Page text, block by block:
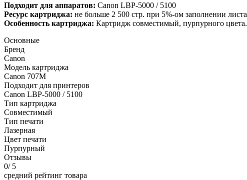
Подходит для аппаратов: Canon LBP-5000 / 5100
Ресурс картриджа: не больше 2 500 стр. при 5%-ом заполнении листа
Особенность картриджа: Картридж совместимый, пурпурного цвета.
Основные
Бренд
Canon
Модель картриджа
Canon 707M
Подходит для принтеров
Canon LBP-5000 / 5100
Тип картриджа
Совместимый
Тип печати
Лазерная
Цвет печати
Пурпурный
Отзывы
0/ 5
средний рейтинг товара